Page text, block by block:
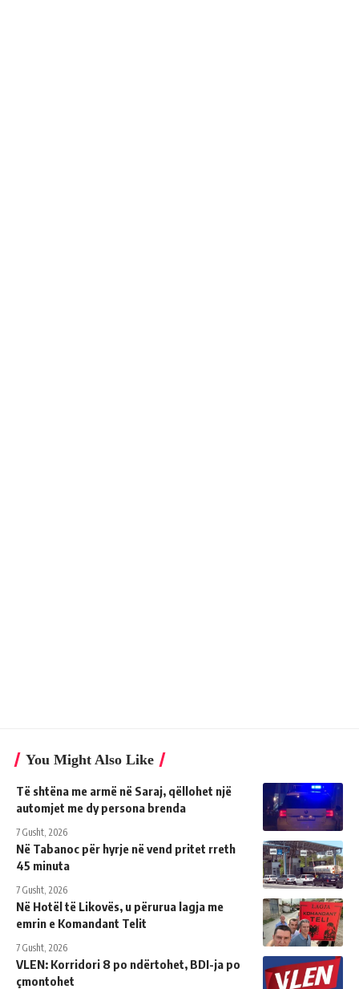
You Might Also Like
Të shtëna me armë në Saraj, qëllohet një
automjet me dy persona brenda
7 Gusht, 2026
Në Tabanoc për hyrje në vend pritet rreth
45 minuta
7 Gusht, 2026
Në Hotël të Likovës, u përurua lagja me
emrin e Komandant Telit
7 Gusht, 2026
VLEN: Korridori 8 po ndërtohet, BDI-ja po
çmontohet